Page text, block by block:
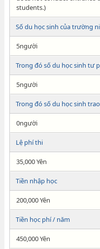
students.)
Số du học sinh của trường
5người
Trong đó số du học sinh tư
5người
Trong đó số du học sinh
0người
Lệ phí thi
35,000 Yên
Tiền nhập học
200,000 Yên
Tiền học phí / năm
450,000 Yên